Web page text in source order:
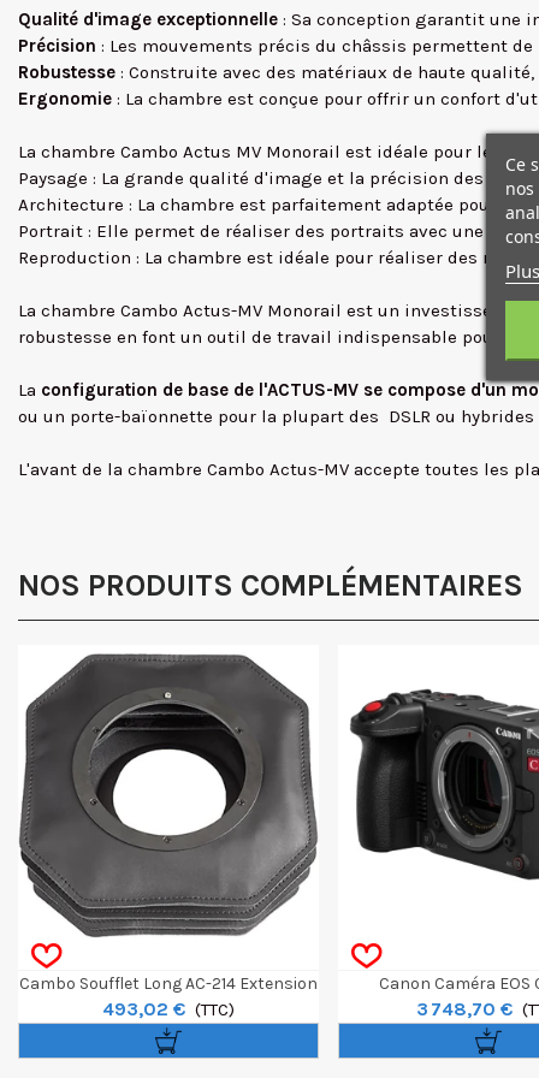
Qualité d'image exceptionnelle : Sa conception garantit une
Précision : Les mouvements précis du châssis permettent
Robustesse : Construite avec des matériaux de haute
Ergonomie : La chambre est conçue pour offrir un confort
La chambre Cambo Actus MV Monorail est idéale pour les
Paysage : La grande qualité d'image et la précision des
Architecture : La chambre est parfaitement adaptée pour
Portrait : Elle permet de réaliser des portraits avec une
Reproduction : La chambre est idéale pour réaliser des
La chambre Cambo Actus-MV Monorail est un
robustesse en font un outil de travail indispensable pour
La configuration de base de l'ACTUS-MV se compose d'un
ou un porte-baïonnette pour la plupart des DSLR ou
L'avant de la chambre Cambo Actus-MV accepte toutes les
NOS PRODUITS COMPLÉMENTAIRES
Cambo Soufflet Long AC-214 Extension
200mm 5 Sections
493,02 € (TTC)
Canon Caméra EOS
3 748,70 €
Ce